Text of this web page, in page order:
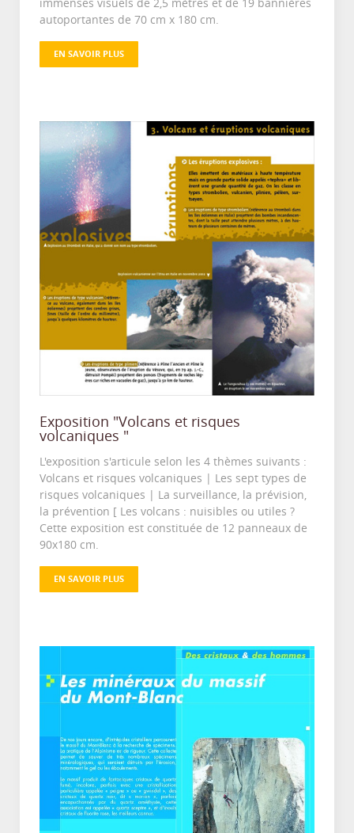
immenses visuels de 2,5 mètres et de 19 bannières
autoportantes de 70 cm x 180 cm.
EN SAVOIR PLUS
Exposition "Volcans et risques
volcaniques "
L'exposition s'articule selon les 4 thèmes suivants :
Volcans et risques volcaniques | Les sept types de
risques volcaniques | La surveillance, la prévision,
la prévention [ Les volcans : nuisibles ou utiles ?
Cette exposition est constituée de 12 panneaux de
90x180 cm.
EN SAVOIR PLUS